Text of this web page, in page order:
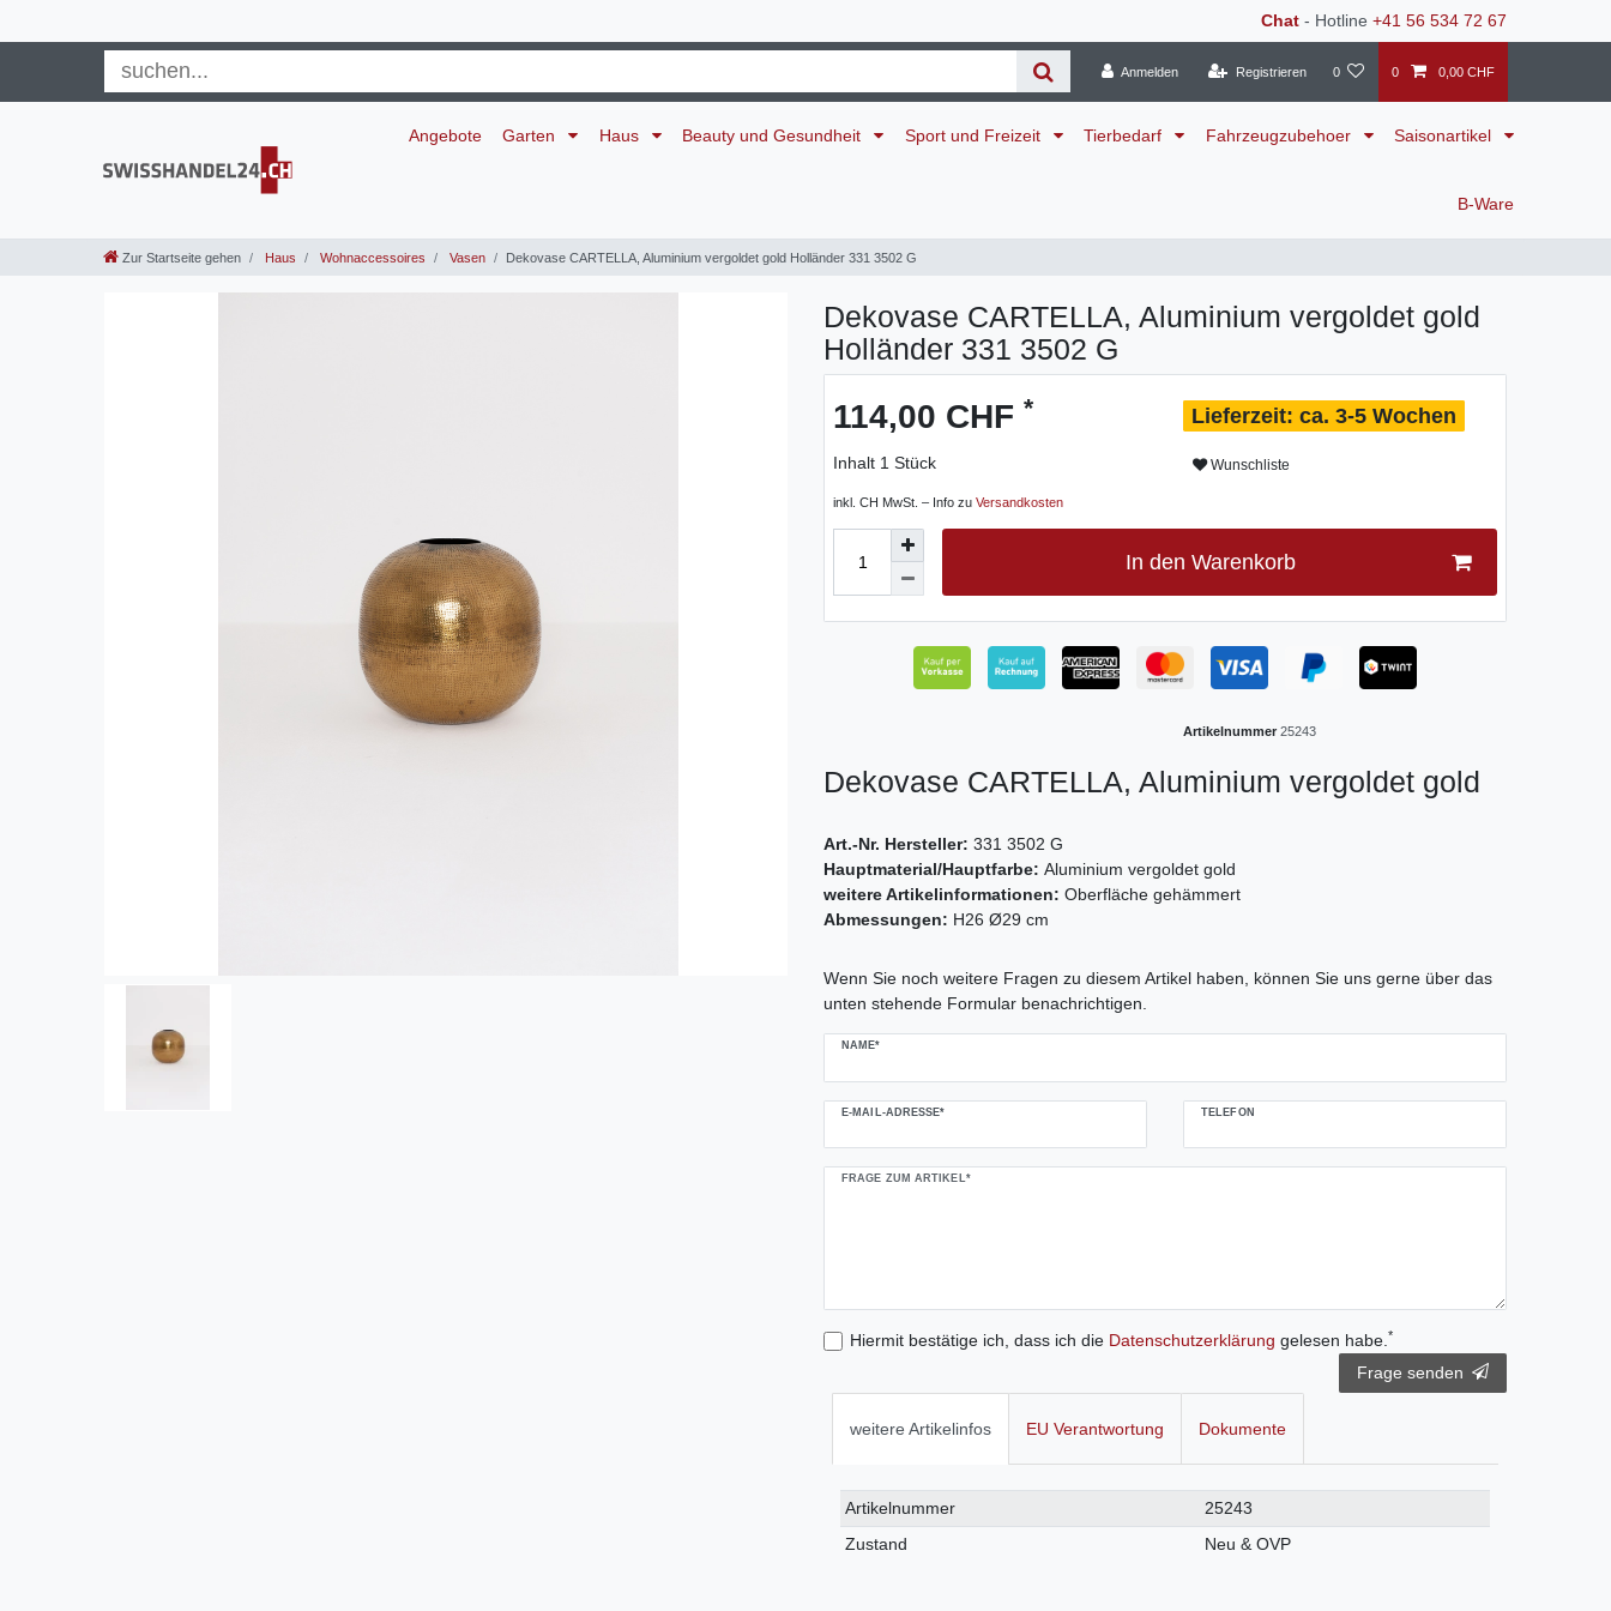
Chat - Hotline +41 56 534 72 67
Anmelden Registrieren 0 0 0,00 CHF
Angebote Garten Haus Beauty und Gesundheit Sport und Freizeit Tierbedarf Fahrzeugzubehoer Saisonartikel
B-Ware
Zur Startseite gehen Haus Wohnaccessoires Vasen Dekovase CARTELLA, Aluminium vergoldet gold Holländer 331 3502 G
Dekovase CARTELLA, Aluminium vergoldet gold
Holländer 331 3502 G
114,00 CHF *
Inhalt 1 Stück
inkl. CH MwSt. – Info zu Versandkosten
ca. 3-5 Wochen
Wunschliste
In den Warenkorb
Artikelnummer 25243
Dekovase CARTELLA, Aluminium vergoldet gold
Art.-Nr. Hersteller: 331 3502 G
Hauptmaterial/Hauptfarbe: Aluminium vergoldet gold
weitere Artikelinformationen: Oberfläche gehämmert
Abmessungen: H26 Ø29 cm
Wenn Sie noch weitere Fragen zu diesem Artikel haben, können Sie uns gerne über das
unten stehende Formular benachrichtigen.
NAME*
E-MAIL-ADRESSE* TELEFON
FRAGE ZUM ARTIKEL*
Hiermit bestätige ich, dass ich die Daten­schutz­erklärung gelesen habe.*
Frage senden
weitere Artikelinfos EU Verantwortung Dokumente
Technisches
Merkmal
Wert
Artikelnummer
25243
Zustand
Neu & OVP